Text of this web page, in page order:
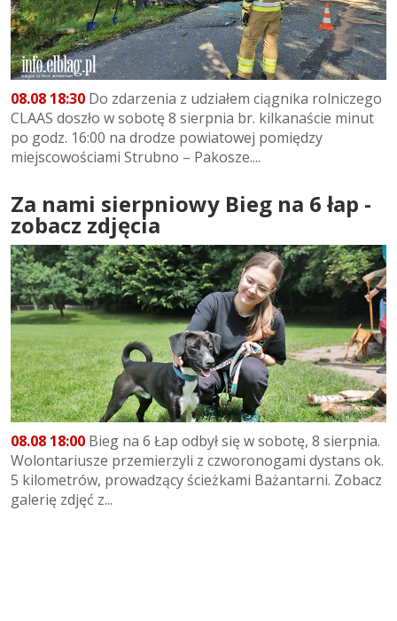
08.08 18:30 Do zdarzenia z udziałem ciągnika rolniczego
CLAAS doszło w sobotę 8 sierpnia br. kilkanaście minut
po godz. 16:00 na drodze powiatowej pomiędzy
miejscowościami Strubno – Pakosze....
Za nami sierpniowy Bieg na 6 łap -
zobacz zdjęcia
08.08 18:00 Bieg na 6 Łap odbył się w sobotę, 8 sierpnia.
Wolontariusze przemierzyli z czworonogami dystans ok.
5 kilometrów, prowadzący ścieżkami Bażantarni. Zobacz
galerię zdjęć z...